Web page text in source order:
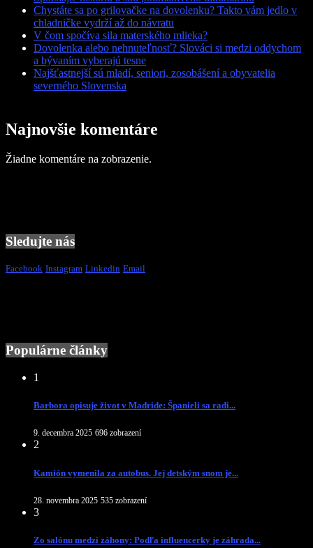
Chystáte sa po grilovačke na dovolenku? Takto vám jedlo v
chladničke vydrží až do návratu
V čom spočíva sila materského mlieka?
Dovolenka alebo nehnuteľnosť? Slováci si medzi oddychom
a bývaním vyberajú tesne
Najšťastnejší sú mladí, seniori, zosobášení a obyvatelia
severného Slovenska
Najnovšie komentáre
Žiadne komentáre na zobrazenie.
Sledujte nás
Facebook Instagram Linkedin Email
Populárne články
1
Barbora opisuje život v Madride: Španieli sa radi...
9. decembra 2025 696 zobrazení
2
Kamión vymenila za autobus. Jej detským snom je...
28. novembra 2025 535 zobrazení
3
Zo salónu medzi záhony: Podľa influencerky je záhrada...